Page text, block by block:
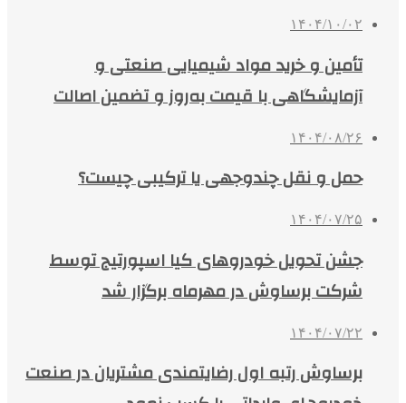
۱۴۰۴/۱۰/۰۲
تأمین و خرید مواد شیمیایی صنعتی و
آزمایشگاهی با قیمت به‌روز و تضمین اصالت
۱۴۰۴/۰۸/۲۶
حمل و نقل چندوجهی یا ترکیبی چیست؟
۱۴۰۴/۰۷/۲۵
جشن تحویل خودروهای کیا اسپورتیج توسط
شرکت برساوش در مهرماه برگزار شد
۱۴۰۴/۰۷/۲۲
برساوش رتبه اول رضایتمندی مشتریان در صنعت